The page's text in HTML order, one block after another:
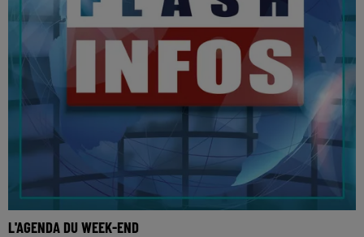
L'AGENDA DU WEEK-END